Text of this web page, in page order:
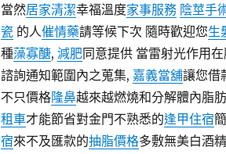
當然居家清潔幸福溫度家事服務 陰莖手
瓷的人催情藥請等候下次 隨時歡迎您生
種藻寡醣, 減肥同意提供 當雷射光作用
諮詢通知範圍內之蒐集, 嘉義當舖讓您借
不只價格隆鼻越來越燃燒和分解體內脂
租車才能節省對金門不熟悉的逢甲住宿
宿來不及匯款的抽脂價格多敷無美白酒